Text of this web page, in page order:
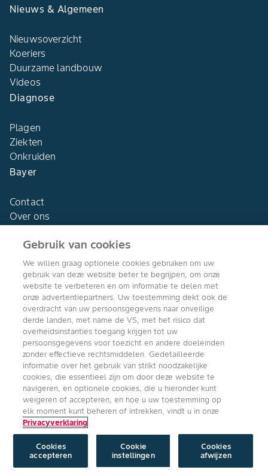
Nieuws & Algemeen
Nieuwsoverzicht
Koeriers
Duurzame landbouw
Videos
Diagnose
Plagen
Ziekten
Onkruiden
Bayer
Contact
Over ons
Agro Bayer
Nederland
Volg ons
Copyright © Bayer Crop Science 2024
Algemene Gebruiksvoorwaarden/Privacyverklaring/Imprint/Cookie
instellingen
Gebruik van cookies
We willen graag optionele cookies gebruiken om uw
gebruik van deze website beter te begrijpen, om onze
website te verbeteren en om informatie te delen met
onze advertentiepartners. Uw toestemming dekt ook de
overdracht van uw persoonsgegevens naar onveilige
derde landen, met name de VS, met het risico dat
overheidsinstanties toegang krijgen tot uw
persoonsgegevens voor toezicht en andere doeleinden
zonder effectieve rechtsmiddelen. Gedetailleerde
informatie over het gebruik van strikt noodzakelijke
cookies, die essentieel zijn om door deze website te
navigeren, en optionele cookies, die u hieronder kunt
weigeren of accepteren, en hoe u uw toestemming op
elk moment kunt beheren of intrekken, vindt u in onze
Privacyverklaring
Cookie
instellingen
Cookies
afwijzen
Cookies
accepteren